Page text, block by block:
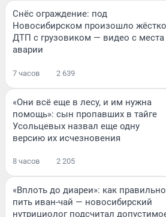
Снёс ограждение: под
Новосибирском произошло
ДТП с грузовиком — видео с места
аварии
7 часов 2 639
«Они всё еще в лесу, и им нужна
помощь»: сын пропавших в тайге
Усольцевых назвал еще одну
версию их исчезновения
8 часов 2 205
«Вплоть до диареи»: как правильно
пить иван-чай — новосибирский
нутрициолог подсчитал